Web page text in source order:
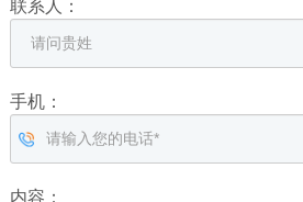
手机：
内容：